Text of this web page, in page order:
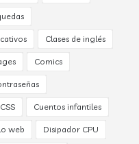
Clases de inglés
Comics
CSS Cuentos infantiles
web Disipador CPU